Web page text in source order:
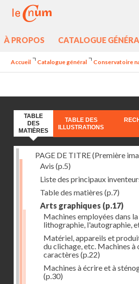
À PROPOS CATALOGUE
Accueil Catalogue général Conservatoire
TABLE
DES
MATIÈRES
TABLE DES
ILLUSTRATIONS
PAGE DE TITRE (Première
Avis (p.5)
Liste des principaux
Table des matières (p.7)
Arts graphiques (p.17)
Machines employées dans
lithographie, l'autographie,
Matériel, appareils et
du clichage, etc. Machines
caractères (p.22)
Machines à écrire et à
(p.30)